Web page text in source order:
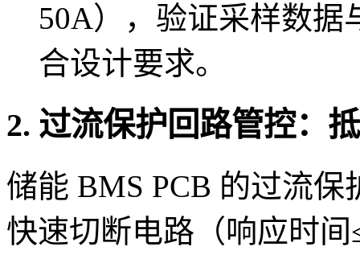
50A），验证采样数据
合设计要求。
2. 过流保护回路管控：
储能 BMS PCB 的过流
快速切断电路（响应时